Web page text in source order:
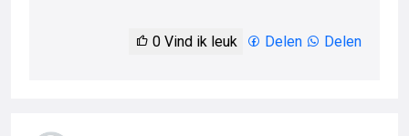
0 Vind ik leuk Delen Delen